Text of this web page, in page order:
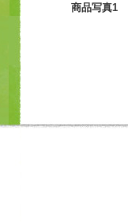
商品写真1